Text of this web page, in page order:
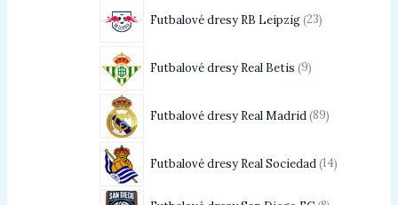
Futbalové dresy RB Leipzig 23
Futbalové dresy Real Betis 9
Futbalové dresy Real Madrid 89
Futbalové dresy Real Sociedad 14